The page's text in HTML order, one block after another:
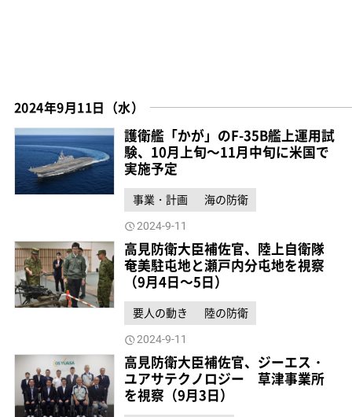
2024年9月11日（水）
護衛艦「かが」のF-35B艦上運用試
験、10月上旬～11月中旬に米国で
実施予定
事業・計画 海の防衛
2024-9-11
高見防衛大臣補佐官、陸上自衛隊
奄美駐屯地と瀬戸内分屯地を視察
（9月4日～5日）
要人の動き 陸の防衛
2024-9-11
高見防衛大臣補佐官、ジーエス・
ユアサテクノロジー 草津事業所
を視察（9月3日）